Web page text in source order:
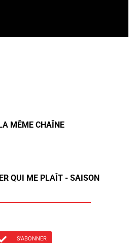
MÊME CHAÎNE
QUI ME PLAÎT - SAISON
S'ABONNER